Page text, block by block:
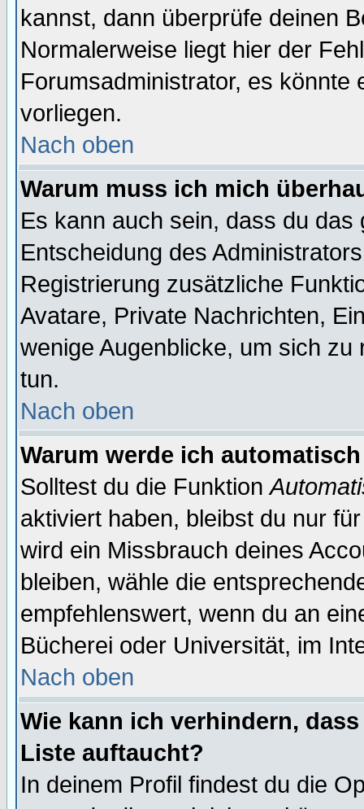
kannst, dann überprüfe deinen
Normalerweise liegt hier der
Forumsadministrator, es könnte
vorliegen.
Nach oben
Warum muss ich mich
Es kann auch sein, dass du
Entscheidung des
Registrierung zusätzliche
Avatare, Private Nachrichten,
wenige Augenblicke, um sich
tun.
Nach oben
Warum werde ich
Solltest du die Funktion
aktiviert haben, bleibst du nur
wird ein Missbrauch deines
bleiben, wähle die
empfehlenswert, wenn du an
Bücherei oder Universität, im
Nach oben
Wie kann ich verhindern,
Liste auftaucht?
In deinem Profil findest du die